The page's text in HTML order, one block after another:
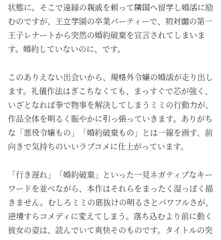
状態に。そこで遠縁の親戚を頼って隣国へ留学し婚活に励
むのですが、王立学園の卒業パーティーで、初対面の第一
王子レナートから突然の婚約破棄を宣言されてしまいま
す。婚約していないのに、です。
このありえない出会いから、規格外令嬢の婚活が走り出し
ます。礼儀作法はぎこちなくても、まっすぐで芯が強く、
いざとなれば拳で物事を解決してしまうミミの行動力が、
作品全体を明るく賑やかに引っ張っていきます。ありがち
な「悪役令嬢もの」「婚約破棄もの」とは一線を画す、前
向きで気持ちのいいラブコメに仕上がっています。
「行き遅れ」「婚約破棄」といった一見ネガティブなキー
ワードを並べながら、本作はそれらをまったく湿っぽく描
きません。むしろミミの底抜けの明るさとパワフルさが、
逆境すらコメディに変えてしまう。落ち込むより前に動く
彼女の姿は、読んでいて爽快そのものです。タイトルの突